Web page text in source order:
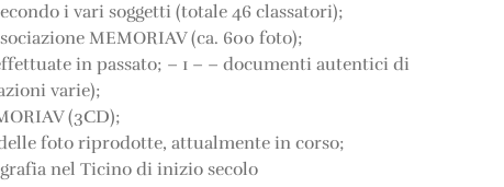
i vari soggetti (totale 46 classatori);
MEMORIAV (ca. 600 foto);
in passato; – 1 – – documenti autentici di
varie);
(3CD);
foto riprodotte, attualmente in corso;
nel Ticino di inizio secolo